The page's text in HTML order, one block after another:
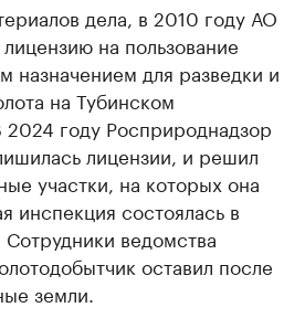
дела, в 2010 году АО
на пользование
назначением для разведки и
на Тубинском
году Росприроднадзор
лицензии, и решил
участки, на которых она
инспекция состоялась в
ведомства
оставил после
земли.